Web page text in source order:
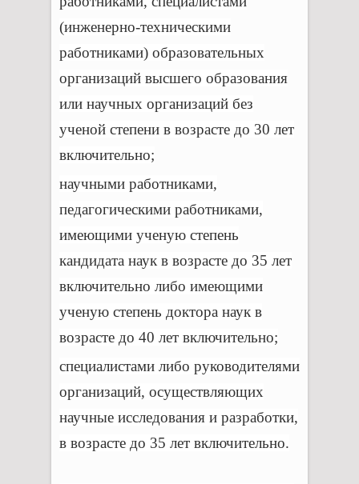
(инженерно-техническими
работниками) образовательных
организаций высшего образования
или научных организаций без
ученой степени в возрасте до 30 лет
включительно;
научными работниками,
педагогическими работниками,
имеющими ученую степень
кандидата наук в возрасте до 35 лет
включительно либо имеющими
ученую степень доктора наук в
возрасте до 40 лет включительно;
специалистами либо руководителями
организаций, осуществляющих
научные исследования и разработки,
в возрасте до 35 лет включительно.